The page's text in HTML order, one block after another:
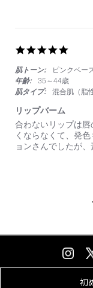
い
ッ
rating
肌トーン:
ピンクベー
年齢:
35～44歳
肌タイプ:
混合肌（脂
リップバーム
Review
by
on
review
stating
リ
合わないリップは
くならなくて、発
ョンさんでしたが、
初